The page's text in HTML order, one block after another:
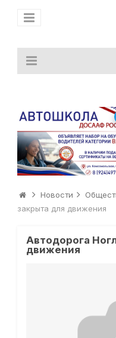
Новости
закрыта для движения
Автодорога
движения